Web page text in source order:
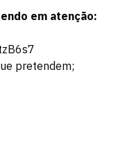
em atenção:
pretendem;